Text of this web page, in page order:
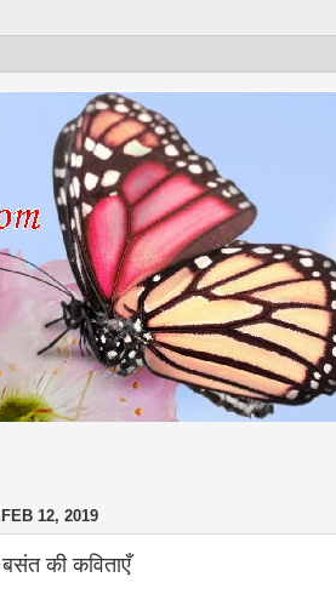
FEB 12, 2019
बसंत की कविताएँ